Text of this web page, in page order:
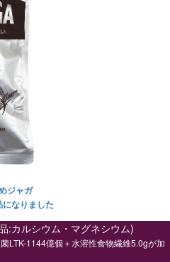
ジャガ
になりました
:カルシウム・マグネシウム)
LTK-1144億個＋水溶性食物繊維5.0gが加